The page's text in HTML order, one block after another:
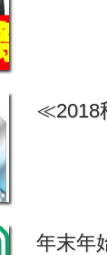
≪2018
年末年